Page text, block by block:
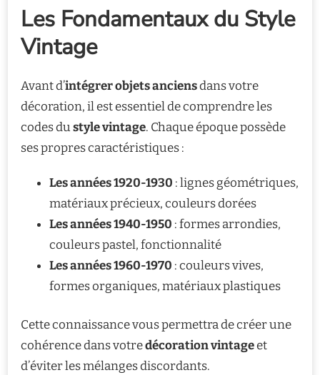
Les Fondamentaux du Style
Vintage
Avant d’intégrer objets anciensdans votre
décoration, il est essentiel de comprendre les
codes dustyle vintage. Chaque époque possède
ses propres caractéristiques :
Les années 1920-1930 : lignes géométriques,
matériaux précieux, couleurs dorées
Les années 1940-1950 : formes arrondies,
couleurs pastel, fonctionnalité
Les années 1960-1970 : couleurs vives,
formes organiques, matériaux plastiques
Cette connaissance vous permettra de créer une
cohérence dans votredécoration vintageet
d’éviter les mélanges discordants.